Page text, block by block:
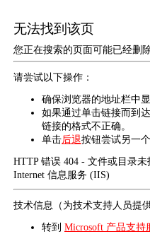
无法找到该页
您正在搜索的页面可能已经删
请尝试以下操作：
确保浏览器的地址栏中
如果通过单击链接而到
链接的格式不正确。
单击后退按钮尝试另一个
HTTP 错误 404 - 文件或目录未
Internet 信息服务 (IIS)
技术信息（为技术支持人员提供
转到 Microsoft 产品支持